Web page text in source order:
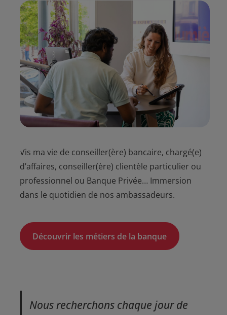
Vis ma vie de conseiller(ère) bancaire, chargé(e)
d’affaires, conseiller(ère) clientèle particulier ou
professionnel ou Banque Privée… Immersion
dans le quotidien de nos ambassadeurs.
Découvrir les métiers de la banque
Nous recherchons chaque jour de